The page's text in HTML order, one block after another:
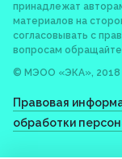
принадлежат
материалов на
согласовывать с
вопросам
© МЭОО «ЭКА», 2018
Правовая
обработки